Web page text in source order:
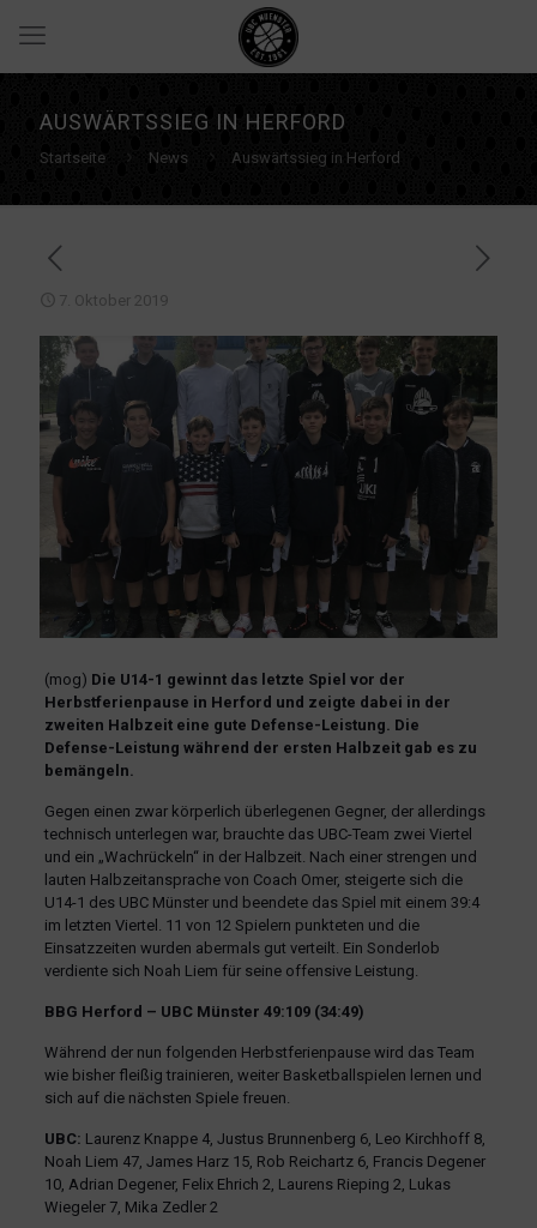
AUSWÄRTSSIEG IN HERFORD
Startseite News Auswärtssieg in Herford
7. Oktober 2019
(mog) Die U14-1 gewinnt das letzte Spiel vor der
Herbstferienpause in Herford und zeigte dabei in der
zweiten Halbzeit eine gute Defense-Leistung. Die
Defense-Leistung während der ersten Halbzeit gab es zu
bemängeln.
Gegen einen zwar körperlich überlegenen Gegner, der allerdings
technisch unterlegen war, brauchte das UBC-Team zwei Viertel
und ein „Wachrückeln“ in der Halbzeit. Nach einer strengen und
lauten Halbzeitansprache von Coach Omer, steigerte sich die
U14-1 des UBC Münster und beendete das Spiel mit einem 39:4
im letzten Viertel. 11 von 12 Spielern punkteten und die
Einsatzzeiten wurden abermals gut verteilt. Ein Sonderlob
verdiente sich Noah Liem für seine offensive Leistung.
BBG Herford – UBC Münster 49:109 (34:49)
Während der nun folgenden Herbstferienpause wird das Team
wie bisher fleißig trainieren, weiter Basketballspielen lernen und
sich auf die nächsten Spiele freuen.
UBC: Laurenz Knappe 4, Justus Brunnenberg 6, Leo Kirchhoff 8,
Noah Liem 47, James Harz 15, Rob Reichartz 6, Francis Degener
10, Adrian Degener, Felix Ehrich 2, Laurens Rieping 2, Lukas
Wiegeler 7, Mika Zedler 2